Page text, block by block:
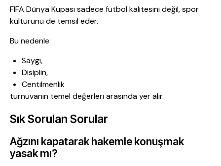
FIFA Dünya Kupası sadece futbol kalitesini değil, spor
kültürünü de temsil eder.
Bu nedenle:
Saygı,
Disiplin,
Centilmenlik
turnuvanın temel değerleri arasında yer alır.
Sık Sorulan Sorular
Ağzını kapatarak hakemle konuşmak
yasak mı?